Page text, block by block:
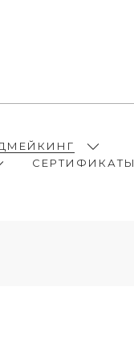
СЕРТИФИКАТЫ